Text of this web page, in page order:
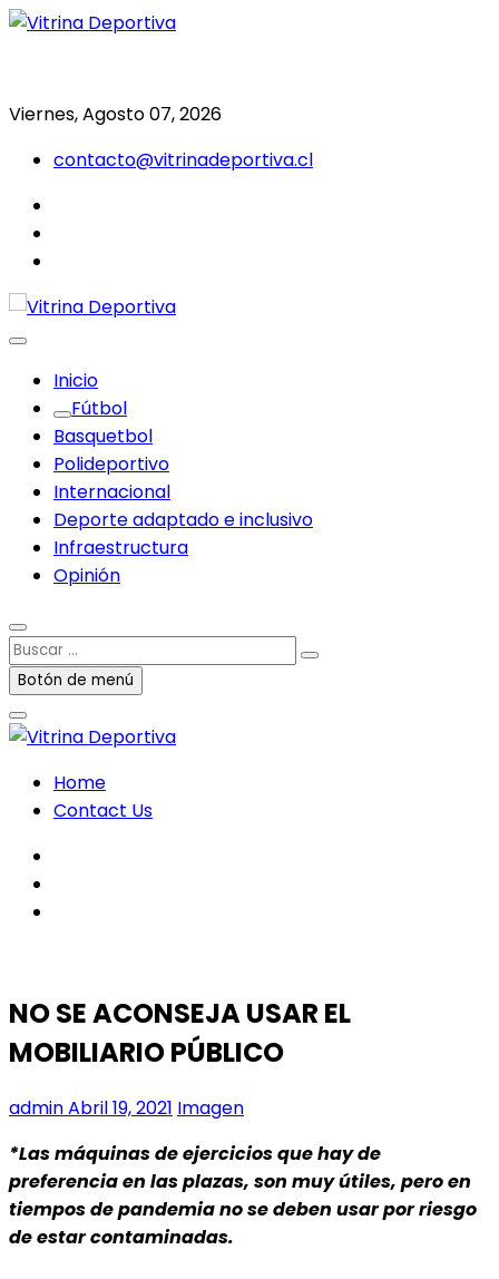
Saltar
Viernes, Agosto 07, 2026
contacto@vitrinadeportiva.cl
Inicio
Fútbol
Basquetbol
Polideportivo
Internacional
Deporte adaptado e inclusivo
Infraestructura
Opinión
Buscar
…Botón de menú
Home
Contact Us
NO SE ACONSEJA USAR EL
MOBILIARIO PÚBLICO
adminAbril 19, 2021 Imagen
*Las máquinas de ejercicios que hay de
preferencia en las plazas, son muy útiles, pero en
tiempos de pandemia no se deben usar por riesgo
de estar contaminadas.